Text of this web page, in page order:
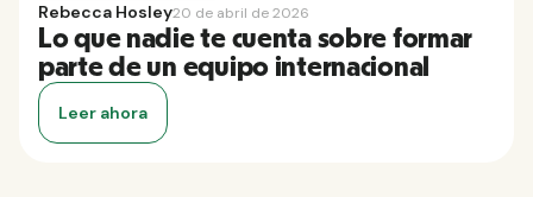
Rebecca Hosley20 de abril de 2026
Lo que nadie te cuenta sobre formar
parte de un equipo internacional
Leer ahora